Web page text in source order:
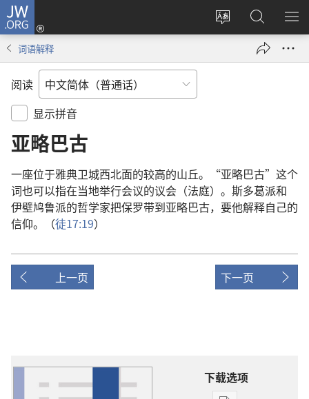
JW.ORG
更
登
录
（打
搜
索
JW.ORG
显
词语解释
阅读
显示拼音
亚略巴古
一座位于雅典卫城西北面的较高的山丘。“亚略巴古” 这个
词也可以指在当地举行会议的议会 （法庭）。 斯多葛派和
伊壁鸠鲁派的哲学家把保罗带到亚略巴古， 要他解释自己的
信仰。（徒17:19）
上一页 下一页
下载选项